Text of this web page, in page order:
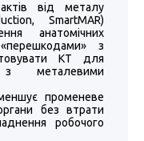
від металу
SmartMAR)
анатомічних
з
КТ для
з металевими
променеве
без втрати
робочого